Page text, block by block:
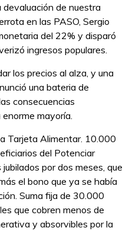
de nuestra
en las PASO, Sergio
del 22% y disparó
ingresos populares.
los precios al alza, y una
una bateria de
consecuencias
mayoría.
Tarjeta Alimentar. 10.000
del Potenciar
por dos meses, que
el bono que ya se había
Suma fija de 30.000
que cobren menos de
y absorvibles por la